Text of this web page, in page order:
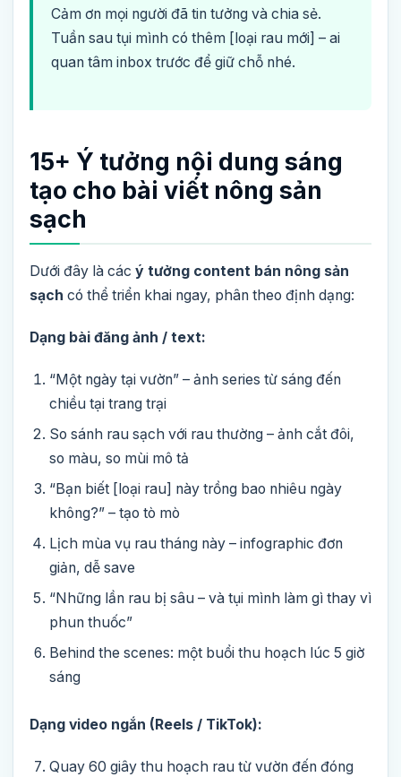
Cảm ơn mọi người đã tin tưởng và chia sẻ.
Tuần sau tụi mình có thêm [loại rau mới] – ai
quan tâm inbox trước để giữ chỗ nhé.
15+ Ý tưởng nội dung sáng
tạo cho bài viết nông sản
sạch
Dưới đây là các ý tưởng content bán nông sản
sạch có thể triển khai ngay, phân theo định dạng:
Dạng bài đăng ảnh / text:
“Một ngày tại vườn” – ảnh series từ sáng đến
chiều tại trang trại
So sánh rau sạch với rau thường – ảnh cắt đôi,
so màu, so mùi mô tả
“Bạn biết [loại rau] này trồng bao nhiêu ngày
không?” – tạo tò mò
Lịch mùa vụ rau tháng này – infographic đơn
giản, dễ save
“Những lần rau bị sâu – và tụi mình làm gì thay vì
phun thuốc”
Behind the scenes: một buổi thu hoạch lúc 5 giờ
sáng
Dạng video ngắn (Reels / TikTok):
Quay 60 giây thu hoạch rau từ vườn đến đóng